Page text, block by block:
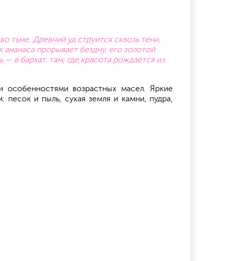
тьме. Древний уд струится сквозь тени,
прорывает бездну, его золотой
в бархат, там, где красота рождается из
возрастных масел. Яркие
и пыль, сухая земля и камни, пудра,